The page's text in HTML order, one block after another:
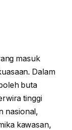
masuk
Dalam
buta
tinggi
nasional,
kawasan,